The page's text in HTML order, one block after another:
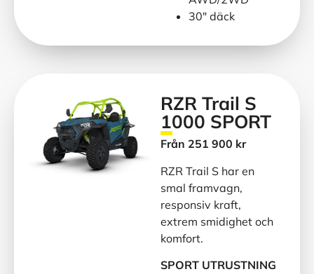
30″ däck
RZR Trail S
1000 SPORT
Från 251 900 kr
RZR Trail S har en
smal framvagn,
responsiv kraft,
extrem smidighet och
komfort.
SPORT UTRUSTNING